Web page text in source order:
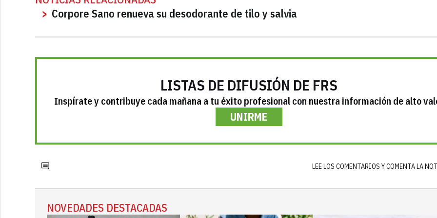
Corpore Sano renueva su desodorante de tilo y salvia
LISTAS DE DIFUSIÓN DE FRS
Inspírate y contribuye cada mañana a tu éxito profesional con nuestra información de alto
UNIRME
LEE LOS COMENTARIOS Y COMENTA LA
NOVEDADES DESTACADAS